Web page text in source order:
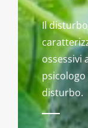
Il
ossessivi
disturbo.